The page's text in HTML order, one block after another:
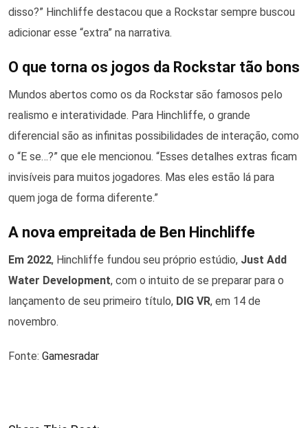
disso?” Hinchliffe destacou que a Rockstar sempre buscou
adicionar esse “extra” na narrativa.
O que torna os jogos da Rockstar tão bons
Mundos abertos como os da Rockstar são famosos pelo
realismo e interatividade. Para Hinchliffe, o grande
diferencial são as infinitas possibilidades de interação, como
o “E se…?” que ele mencionou. “Esses detalhes extras ficam
invisíveis para muitos jogadores. Mas eles estão lá para
quem joga de forma diferente.”
A nova empreitada de Ben Hinchliffe
Em 2022, Hinchliffe fundou seu próprio estúdio, Just Add
Water Development, com o intuito de se preparar para o
lançamento de seu primeiro título, DIG VR, em 14 de
novembro.
Fonte: Gamesradar